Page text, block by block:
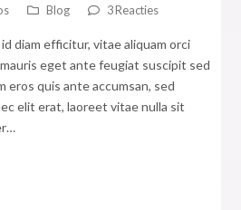
Blog 3 Reacties
diam efficitur, vitae aliquam orci
eget ante feugiat suscipit sed
eros quis ante accumsan, sed
elit erat, laoreet vitae nulla sit